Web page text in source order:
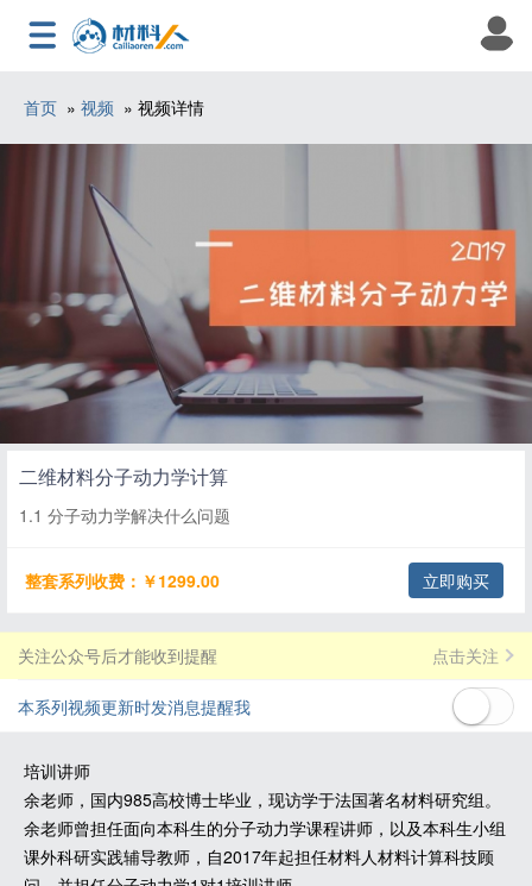
首页 » 视频 » 视频详情
二维材料分子动力学计算
1.1 分子动力学解决什么问题
整套系列收费：￥1299.00 立即购买
关注公众号后才能收到提醒 点击关注
本系列视频更新时发消息提醒我
培训讲师
余老师，国内985高校博士毕业，现访学于法国著名材料研究组。
余老师曾担任面向本科生的分子动力学课程讲师，以及本科生小组
课外科研实践辅导教师，自2017年起担任材料人材料计算科技顾